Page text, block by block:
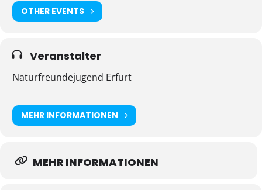
OTHER EVENTS
Veranstalter
Naturfreundejugend Erfurt
MEHR INFORMATIONEN
MEHR INFORMATIONEN